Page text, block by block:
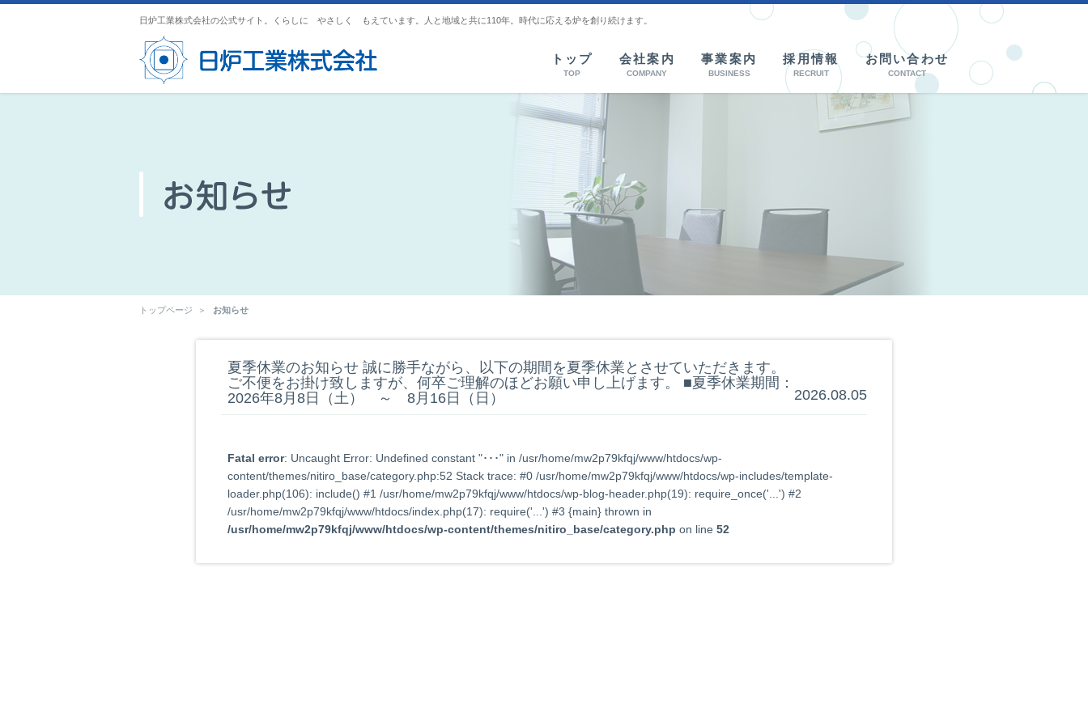
日炉工業株式会社の公式サイト。くらしに やさしく もえています。人と地域と共に110年。時代に応える炉を創り続けます。
トップ
TOP
会社案内
COMPANY
事業案内
BUSINESS
採用情報
RECRUIT
お問い合わせ
CONTACT
トップページ お知らせ
夏季休業のお知らせ 誠に勝手ながら、以下の期間を夏季休業とさせていただきます。
ご不便をお掛け致しますが、何卒ご理解のほどお願い申し上げます。 ■夏季休業期間：
2026年8月8日（土） ～ 8月16日（日）
2026.08.05
Fatal error: Uncaught Error: Undefined constant "･･･" in /usr/home/mw2p79kfqj/www/htdocs/wp-
content/themes/nitiro_base/category.php:52 Stack trace: #0 /usr/home/mw2p79kfqj/www/htdocs/wp-includes/template-
loader.php(106): include() #1 /usr/home/mw2p79kfqj/www/htdocs/wp-blog-header.php(19): require_once('...') #2
/usr/home/mw2p79kfqj/www/htdocs/index.php(17): require('...') #3 {main} thrown in
/usr/home/mw2p79kfqj/www/htdocs/wp-content/themes/nitiro_base/category.php on line 52